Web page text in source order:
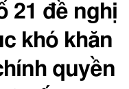
21 đề nghị
khó khăn
quyền